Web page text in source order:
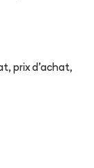
prix d'achat,